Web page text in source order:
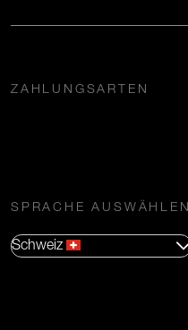
ZAHLUNGSARTEN
SPRACHE AUSWÄHLEN
Schweiz